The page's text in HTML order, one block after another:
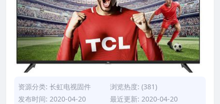
资源分类: 长虹电视固件
浏览热度: (381)
发布时间: 2020-04-20
最近更新: 2020-04-20